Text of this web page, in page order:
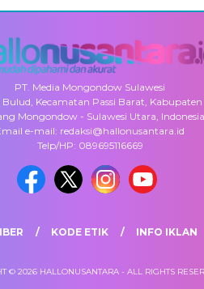
PT. Media Mongondow Sulawesi
Bulud, Kecamatan Passi Barat, Kabupaten
Mongondow - Sulawesi Utara, Indonesia
e-mail: redaksi@hallonusantara.id
Telp/HP: 089695116669
KODE ETIK INFO IKLAN
© 2026 HALLONUSANTARA - ALL RIGHTS